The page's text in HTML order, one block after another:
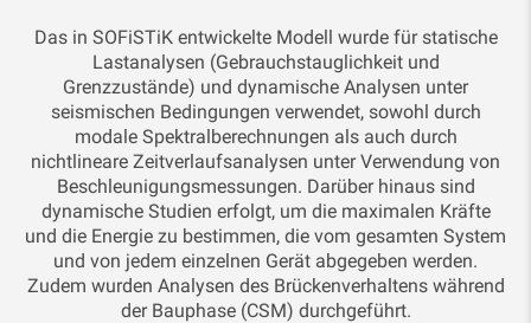
Das in SOFiSTiK entwickelte Modell wurde für statische
Lastanalysen (Gebrauchstauglichkeit und
Grenzzustände) und dynamische Analysen unter
seismischen Bedingungen verwendet, sowohl durch
modale Spektralberechnungen als auch durch
nichtlineare Zeitverlaufsanalysen unter Verwendung von
Beschleunigungsmessungen. Darüber hinaus sind
dynamische Studien erfolgt, um die maximalen Kräfte
und die Energie zu bestimmen, die vom gesamten System
und von jedem einzelnen Gerät abgegeben werden.
Zudem wurden Analysen des Brückenverhaltens während
der Bauphase (CSM) durchgeführt.